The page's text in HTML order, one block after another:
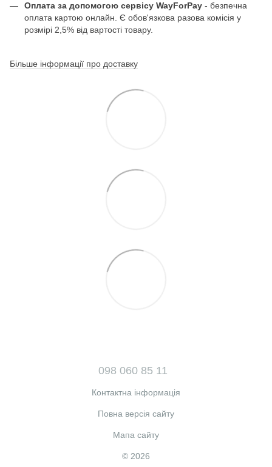
Оплата за допомогою сервісу WayForPay - безпечна
оплата картою онлайн. Є обов'язкова разова комісія у
розмірі 2,5% від вартості товару.
Більше інформації про доставку
098 060 85 11
Контактна інформація
Повна версія сайту
Мапа сайту
© 2026